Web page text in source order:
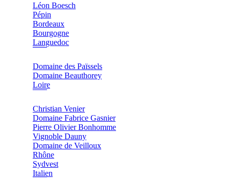
Léon Boesch
Pépin
Bordeaux
Bourgogne
Languedoc
Domaine des Païssels
Domaine Beauthorey
Loire
Christian Venier
Domaine Fabrice Gasnier
Pierre Olivier Bonhomme
Vignoble Dauny
Domaine de Veilloux
Rhône
Sydvest
Italien